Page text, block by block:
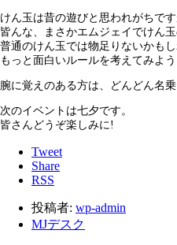
けん玉は昔の遊びと思われがちで
皆んな、まさかエムジェイでけん
普通のけん玉では物足りないかも
もっと面白いルールを考えてみよう
腕に覚えのある方は、どんどん名乗
次のイベントは七夕です。
皆さんどうぞ楽しみに!
Tweet
Share
RSS
投稿者: wp-admin
MJデスク